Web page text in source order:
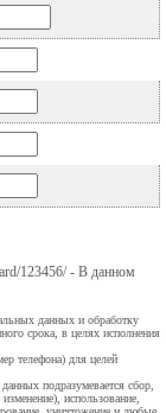
123456/ - В данном
данных и обработку
срока, в целях исполнения
телефона) для целей
подразумевается сбор,
использование,